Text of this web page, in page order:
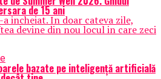
de 15 ani
incheiat. In doar cateva zile,
devine din nou locul in care zeci
bazate pe inteligență artificială